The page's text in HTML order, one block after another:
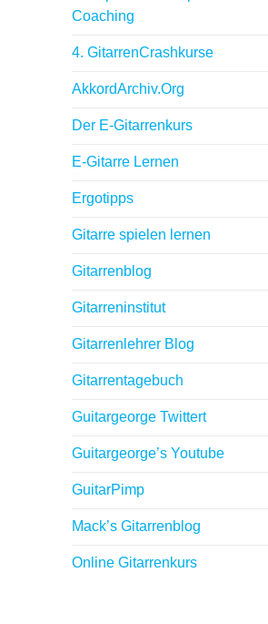
Coaching
4. GitarrenCrashkurse
AkkordArchiv.Org
Der E-Gitarrenkurs
E-Gitarre Lernen
Ergotipps
Gitarre spielen lernen
Gitarrenblog
Gitarreninstitut
Gitarrenlehrer Blog
Gitarrentagebuch
Guitargeorge Twittert
Guitargeorge’s Youtube
GuitarPimp
Mack’s Gitarrenblog
Online Gitarrenkurs